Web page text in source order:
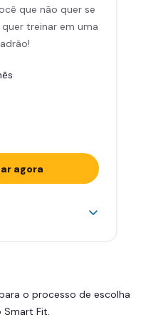
e aeróbicos
que não quer se
treinar em uma
agora
a +2.000
e aeróbicos
o processo de escolha
Fit.